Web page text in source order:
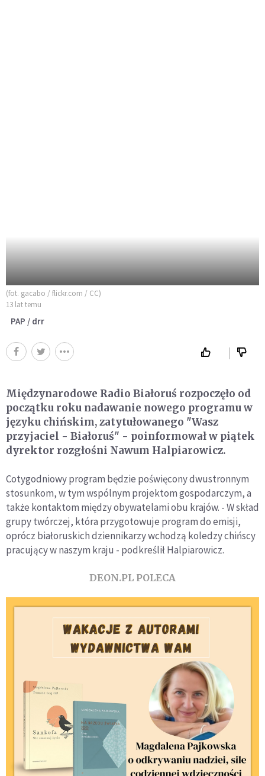
(fot. gacabo / flickr.com / CC)
13 lat temu
PAP / drr
Międzynarodowe Radio Białoruś rozpoczęło od
początku roku nadawanie nowego programu w
języku chińskim, zatytułowanego "Wasz
przyjaciel - Białoruś" - poinformował w piątek
dyrektor rozgłośni Nawum Halpiarowicz.
Cotygodniowy program będzie poświęcony dwustronnym
stosunkom, w tym wspólnym projektom gospodarczym, a
także kontaktom między obywatelami obu krajów. - W skład
grupy twórczej, która przygotowuje program do emisji,
oprócz białoruskich dziennikarzy wchodzą koledzy chińscy
pracujący w naszym kraju - podkreślił Halpiarowicz.
DEON.PL POLECA